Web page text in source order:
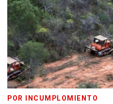
POR INCUMPLOMIENTO